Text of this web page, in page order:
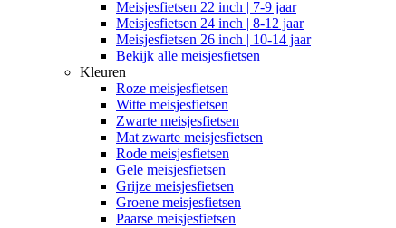
Meisjesfietsen 22 inch | 7-9 jaar
Meisjesfietsen 24 inch | 8-12 jaar
Meisjesfietsen 26 inch | 10-14 jaar
Bekijk alle meisjesfietsen
Kleuren
Roze meisjesfietsen
Witte meisjesfietsen
Zwarte meisjesfietsen
Mat zwarte meisjesfietsen
Rode meisjesfietsen
Gele meisjesfietsen
Grijze meisjesfietsen
Groene meisjesfietsen
Paarse meisjesfietsen